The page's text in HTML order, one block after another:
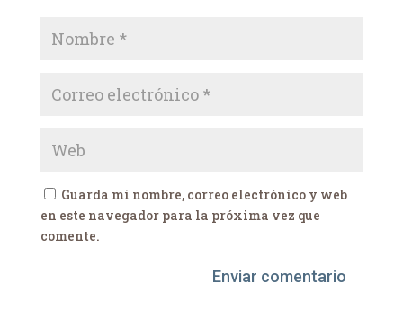
Guarda mi nombre, correo electrónico y web
en este navegador para la próxima vez que
comente.